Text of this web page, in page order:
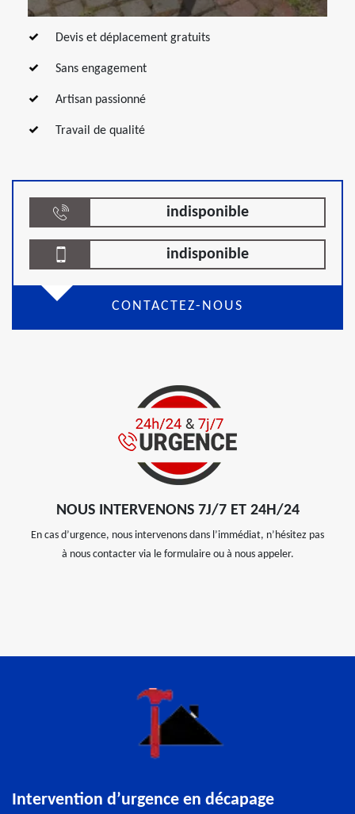
Devis et déplacement gratuits
Sans engagement
Artisan passionné
Travail de qualité
indisponible
indisponible
CONTACTEZ-NOUS
NOUS INTERVENONS 7J/7 ET 24H/24
En cas d’urgence, nous intervenons dans l’immédiat, n’hésitez pas
à nous contacter via le formulaire ou à nous appeler.
Intervention d’urgence en décapage